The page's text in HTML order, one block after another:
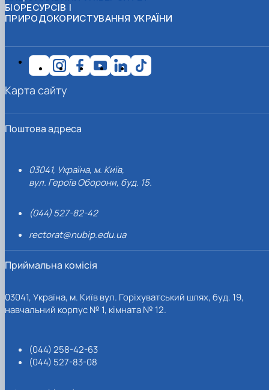
БІОРЕСУРСІВ І
ПРИРОДОКОРИСТУВАННЯ УКРАЇНИ
Поштова адреса
03041, Україна, м. Київ,
вул. Героїв Оборони, буд. 15.
(044) 527-82-42
rectorat@nubip.edu.ua
Приймальна комісія
03041, Україна, м. Київ вул. Горіхуватський шлях, буд. 19,
навчальний корпус № 1, кімната № 12.
(044) 258-42-63
(044) 527-83-08
Карта сайту